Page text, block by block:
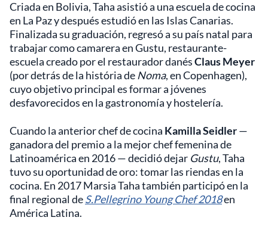
Criada en Bolivia, Taha asistió a una escuela de cocina
en La Paz y después estudió en las Islas Canarias.
Finalizada su graduación, regresó a su país natal para
trabajar como camarera en Gustu, restaurante-
escuela creado por el restaurador danésClaus Meyer
(por detrás de la história de Noma, en Copenhagen),
cuyo objetivo principal es formar a jóvenes
desfavorecidos en la gastronomía y hostelería.
Cuando la anterior chef de cocina Kamilla Seidler—
ganadora del premio a la mejor chef femenina de
Latinoamérica en 2016 — decidió dejar Gustu, Taha
tuvo su oportunidad de oro: tomar las riendas en la
cocina. En 2017 Marsia Taha también participó en la
final regional deS.Pellegrino Young Chef 2018en
América Latina.